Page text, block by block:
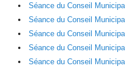
Séance du Conseil
Séance du Conseil
Séance du Conseil
Séance du Conseil
Séance du Conseil